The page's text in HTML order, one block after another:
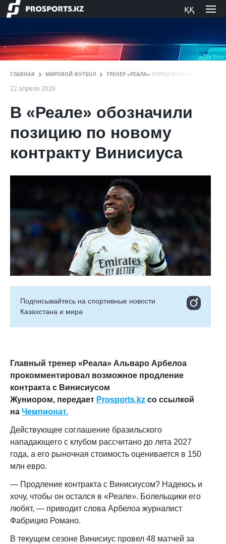
ққ
ГЛАВНАЯ МИРОВОЙ ФУТБОЛ ТРЕНЕР «РЕАЛА» ОТРЕАГИРОВАЛ НА
22 апреля 2026
В «Реале» обозначили
позицию по новому
контракту Винисиуса
Подписывайтесь на cпортивные новости
Казахстана и мира
Главный тренер «Реала» Альваро Арбелоа
прокомментировал возможное продление
контракта с Винисиусом
Жуниором, передает Prosports.kz со ссылкой
на Чемпионат.
Действующее соглашение бразильского
нападающего с клубом рассчитано до лета 2027
года, а его рыночная стоимость оценивается в 150
млн евро.
— Продление контракта с Винисиусом? Надеюсь и
хочу, чтобы он остался в «Реале». Болельщики его
любят, — приводит слова Арбелоа журналист
Фабрицио Романо.
В текущем сезоне Винисиус провел 48 матчей за